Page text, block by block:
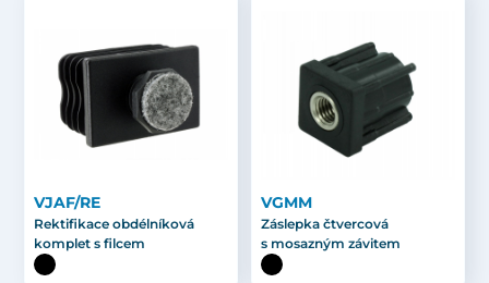
VJAF/RE
Rektifikace obdélníková
komplet s filcem
VGMM
Záslepka čtvercová
s mosazným závitem